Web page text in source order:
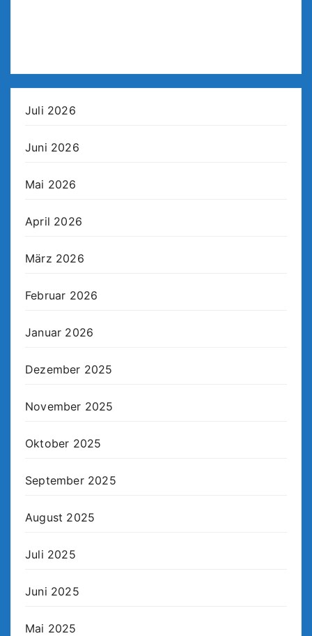
Juli 2026
Juni 2026
Mai 2026
April 2026
März 2026
Februar 2026
Januar 2026
Dezember 2025
November 2025
Oktober 2025
September 2025
August 2025
Juli 2025
Juni 2025
Mai 2025